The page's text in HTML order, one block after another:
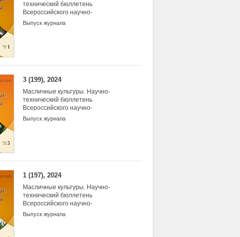
технический бюллетень
Всероссийского научно-
исследовательского института
Выпуск журнала
3 (199), 2024
Масличные культуры. Научно-
технический бюллетень
Всероссийского научно-
исследовательского института
Выпуск журнала
1 (197), 2024
Масличные культуры. Научно-
технический бюллетень
Всероссийского научно-
исследовательского института
Выпуск журнала